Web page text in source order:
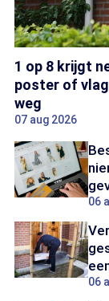
1 op 8 krijgt
poster of
weg
07 aug 2026
06
06